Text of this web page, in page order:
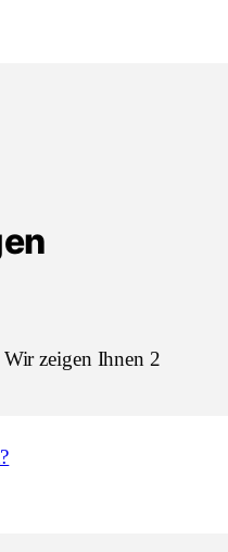
zeigen Ihnen 2